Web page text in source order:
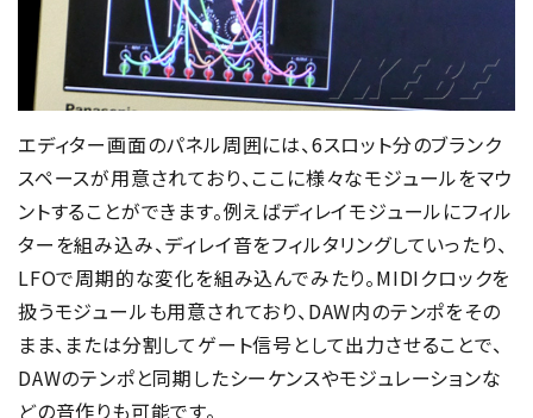
エディター画面のパネル周囲には、6スロット分のブランク
スペースが用意されており、ここに様々なモジュールをマウ
ントすることができます。例えばディレイモジュールにフィル
ターを組み込み、ディレイ音をフィルタリングしていったり、
LFOで周期的な変化を組み込んでみたり。MIDIクロックを
扱うモジュールも用意されており、DAW内のテンポをその
まま、または分割してゲート信号として出力させることで、
DAWのテンポと同期したシーケンスやモジュレーションな
どの音作りも可能です。